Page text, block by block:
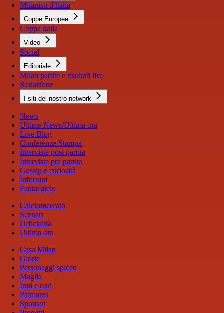
Milanisti d'Italia
Coppe Europee
Coppa italia
Video
Social
Editoriale
Milan partite e risultati live
Redazione
I siti del nostro network
News
Ultime News/Ultima ora
Live Blog
Conferenze Stampa
Interviste post partita
Interviste pre partita
Gossip e curiosità
Infortuni
Fantacalcio
Calciomercato
Scenari
Ufficialità
Ultima ora
Casa Milan
Glorie
Personaggi spicco
Maglia
Inni e cori
Palmares
Sponsor